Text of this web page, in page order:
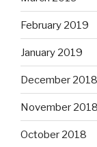
February 2019
January 2019
December 2018
November 2018
October 2018